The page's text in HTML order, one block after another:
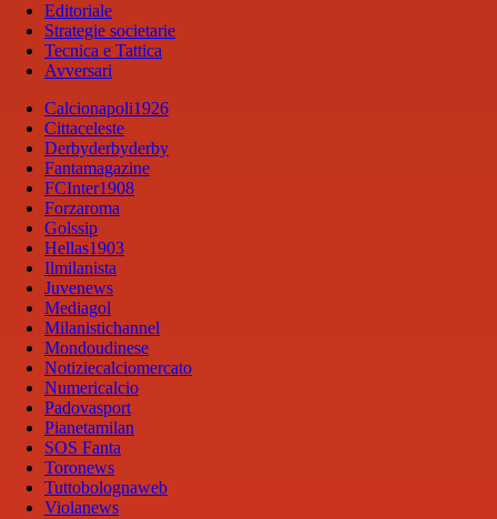
Editoriale
Strategie societarie
Tecnica e Tattica
Avversari
Calcionapoli1926
Cittaceleste
Derbyderbyderby
Fantamagazine
FCInter1908
Forzaroma
Golssip
Hellas1903
Ilmilanista
Juvenews
Mediagol
Milanistichannel
Mondoudinese
Notiziecalciomercato
Numericalcio
Padovasport
Pianetamilan
SOS Fanta
Toronews
Tuttobolognaweb
Violanews